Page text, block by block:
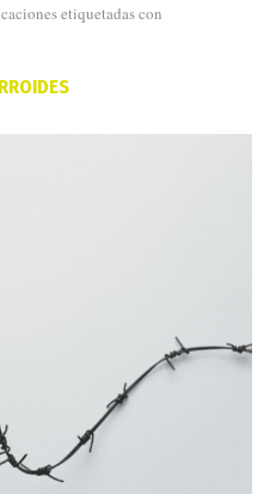
etiquetadas con